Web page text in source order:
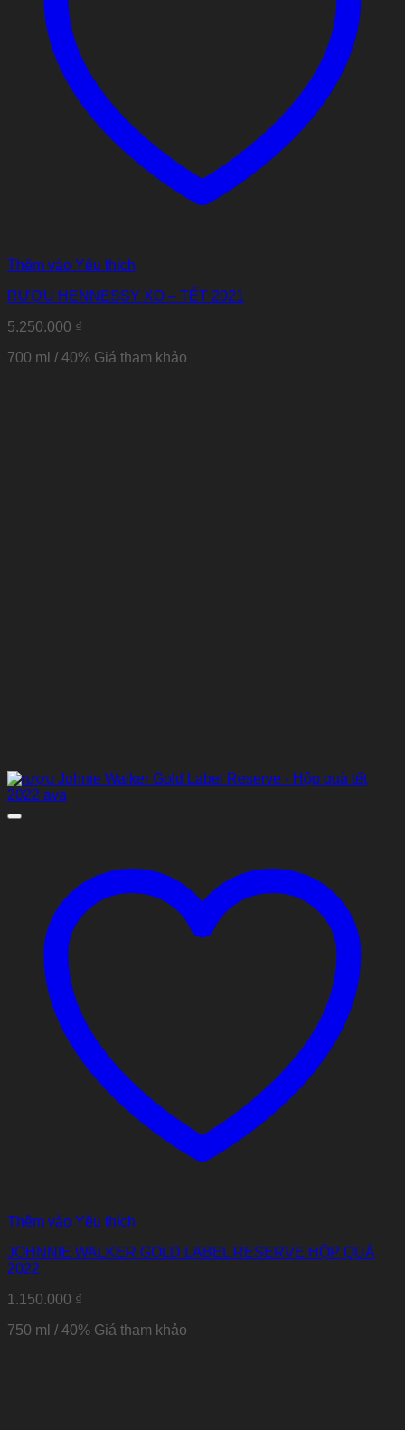
Thêm vào Yêu thích
RƯỢU HENNESSY XO – TẾT 2021
5.250.000 ₫
700 ml / 40% Giá tham khảo
Thêm vào Yêu thích
JOHNNIE WALKER GOLD LABEL RESERVE HỘP QUÀ
2022
1.150.000 ₫
750 ml / 40% Giá tham khảo